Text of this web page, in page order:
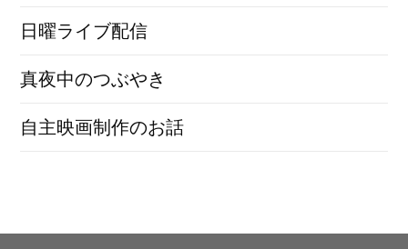
日曜ライブ配信
真夜中のつぶやき
自主映画制作のお話